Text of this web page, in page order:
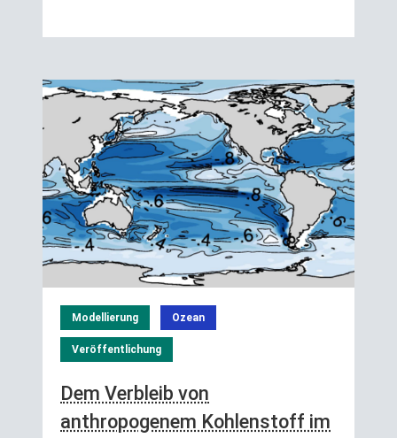
Modellierung Ozean
Veröffentlichung
Dem Verbleib von
anthropogenem Kohlenstoff im